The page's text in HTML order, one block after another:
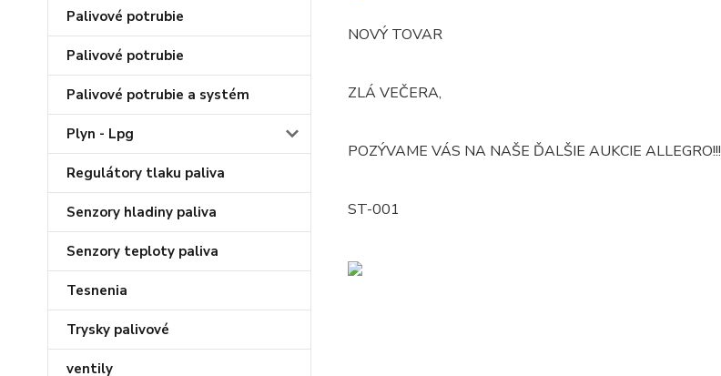
Palivové potrubie
Palivové potrubie
Palivové potrubie a systém
Plyn - Lpg
Regulátory tlaku paliva
Senzory hladiny paliva
Senzory teploty paliva
Tesnenia
Trysky palivové
ventily
NOVÝ TOVAR
ZLÁ VEČERA,
POZÝVAME VÁS NA NAŠE ĎALŠIE AUKCIE ALLEGRO!!!
ST-001